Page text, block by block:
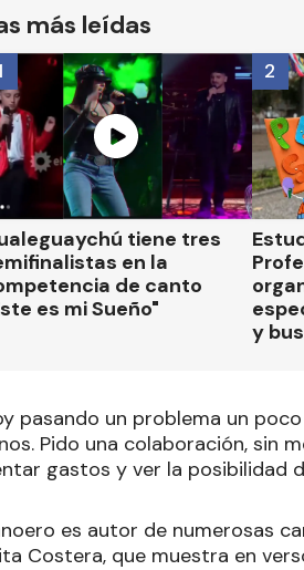
más leídas
tiene tres
en la
de canto
es mi Sueño"
y
2
pasando un problema un
Pido una colaboración, sin
gastos y ver la posibilidad
es autor de numerosas
Costera, que muestra en